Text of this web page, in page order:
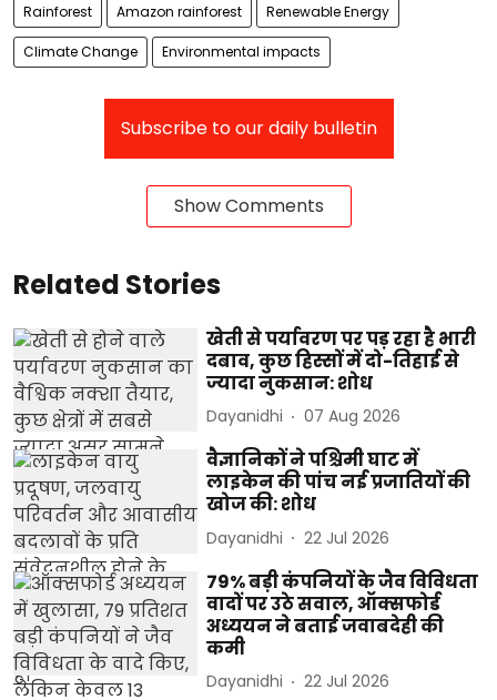
Rainforest Amazon rainforest Renewable Energy
Climate Change Environmental impacts
Subscribe to our daily bulletin
Show Comments
Related Stories
खेती से पर्यावरण पर पड़ रहा है भारी
दबाव, कुछ हिस्सों में दो-तिहाई से
ज्यादा नुकसान: शोध
Dayanidhi 07 Aug 2026
वैज्ञानिकों ने पश्चिमी घाट में
लाइकेन की पांच नई प्रजातियों की
खोज की: शोध
Dayanidhi 22 Jul 2026
79% बड़ी कंपनियों के जैव विविधता
वादों पर उठे सवाल, ऑक्सफोर्ड
अध्ययन ने बताई जवाबदेही की
कमी
Dayanidhi 22 Jul 2026